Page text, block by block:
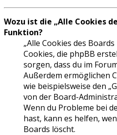
Wozu ist die „Alle Cookies
Funktion?
„Alle Cookies des
Cookies, die phpBB
sorgen, dass du im
Außerdem ermöglichen
wie beispielsweise den
von der Board-
Wenn du Probleme bei
hast, kann es helfen,
Boards löscht.